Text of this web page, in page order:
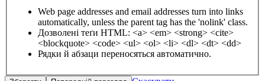
Web page addresses and email addresses turn into links
automatically, unless the parent tag has the 'nolink' class.
Дозволені теґи HTML: <a> <em> <strong> <cite>
<blockquote> <code> <ul> <ol> <li> <dl> <dt> <dd>
Рядки й абзаци переносяться автоматично.